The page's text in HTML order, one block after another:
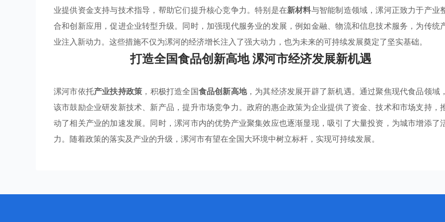
业提供资金支持与技术指导，帮助它们提升核心竞争力。特别是在新材料与智能制造领域，漯河正致力于产业
合和创新应用，促进企业转型升级。同时，加强现代服务业的发展，例如金融、物流和信息技术服务，为传统
业注入新动力。这些措施不仅为漯河的经济增长注入了强大动力，也为未来的可持续发展奠定了坚实基础。
打造全国食品创新高地 漯河市经济发展新机遇
漯河市依托产业扶持政策 ，积极打造全国食品创新高地，为其经济发展开辟了新机遇。通过聚焦现代食品领域，
该市鼓励企业研发新技术、新产品，提升市场竞争力。政府的惠企政策为企业提供了资金、技术和市场支持，
动了相关产业的加速发展。同时，漯河市内的优势产业聚集效应也逐渐显现，吸引了大量投资，为城市增添了
力。随着政策的落实及产业的升级，漯河市有望在全国大环境中树立标杆，实现可持续发展。